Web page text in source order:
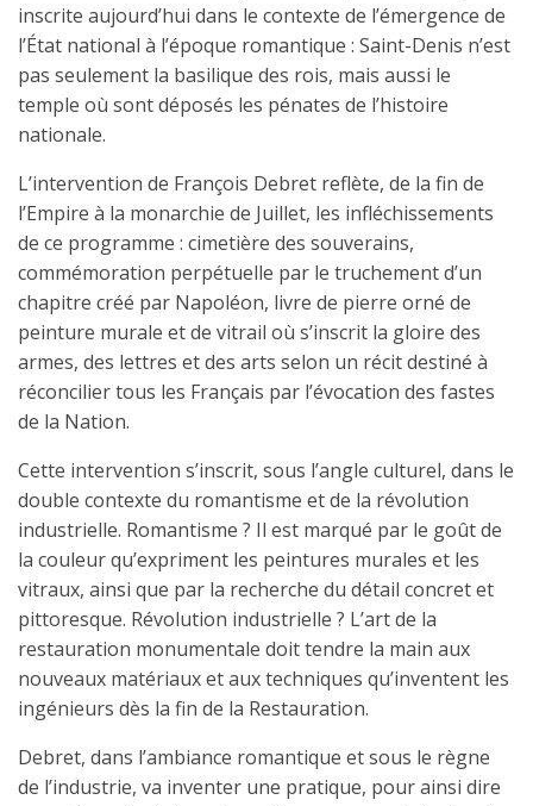
inscrite aujourd’hui dans le contexte de l’émer­gence de
l’État national à l’époque romantique : Saint-Denis n’est
pas seulement la basi­lique des rois, mais aussi le
temple où sont déposés les pénates de l’histoire
nationale.
L’intervention de François Debret re­flète, de la fin de
l’Empire à la monar­chie de Juillet, les infléchissements
de ce programme : ci­metière des souve­rains,
commémora­tion perpétuelle par le truchement d’un
chapitre créé par Napoléon, livre de pierre orné de
pein­ture murale et de vitrail où s’inscrit la gloire des
armes, des lettres et des arts selon un récit destiné à
réconcilier tous les Français par l’évocation des fastes
de la Nation.
Cette intervention s’inscrit, sous l’angle culturel, dans le
double contexte du romantisme et de la révolution
industrielle. Romantisme ? Il est marqué par le goût de
la couleur qu’expriment les peintures murales et les
vitraux, ainsi que par la recherche du détail concret et
pittoresque. Révolution industrielle ? L’art de la
restauration monumentale doit tendre la main aux
nouveaux matériaux et aux techniques qu’inventent les
ingénieurs dès la fin de la Restauration.
Debret, dans l’ambiance romantique et sous le règne
de l’industrie, va inventer une pratique, pour ainsi dire